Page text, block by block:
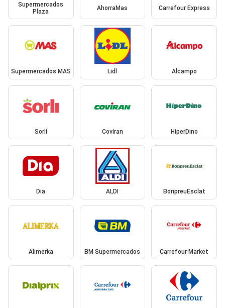
Supermercados
Plaza
AhorraMas Carrefour Express
Supermercados MAS Lidl Alcampo
Sorli Coviran HiperDino
Dia ALDI BonpreuEsclat
Alimerka BM Supermercados Carrefour Market